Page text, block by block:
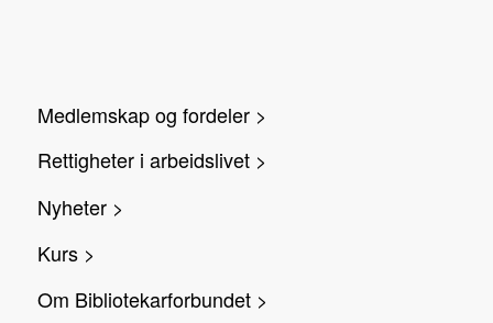
Medlemskap og fordeler >
Rettigheter i arbeidslivet >
Nyheter >
Kurs >
Om Bibliotekarforbundet >